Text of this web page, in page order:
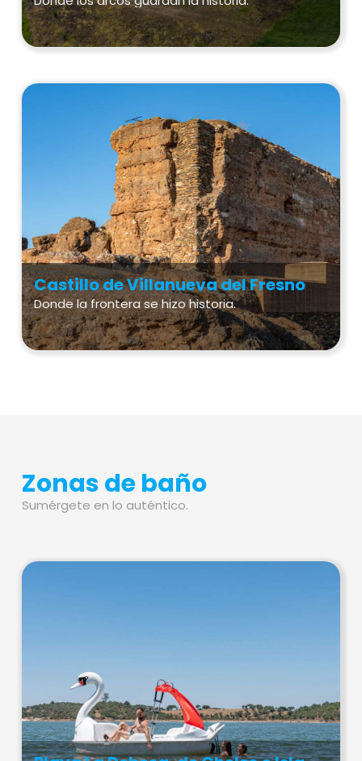
Castillo de Villanueva del Fresno
Donde la frontera se hizo historia.
Zonas de baño
Sumérgete en lo auténtico.